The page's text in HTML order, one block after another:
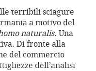
terribili sciagure
a motivo del
naturalis. Una
Di fronte alla
del commercio
dell’analisi